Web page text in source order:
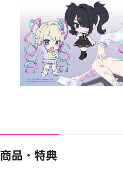
商品・特典